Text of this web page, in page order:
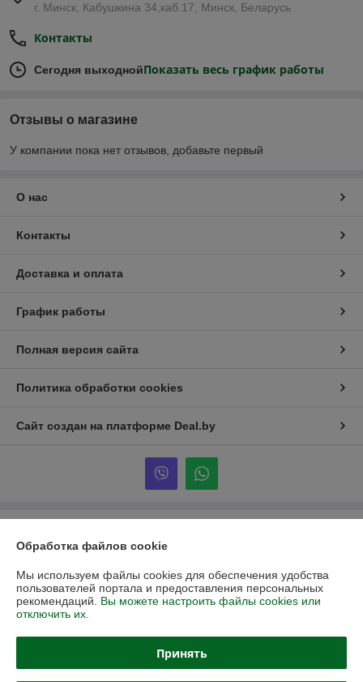
г. Минск, Кабушкина 34,каб.17, Минск, Беларусь
Контакты
Сегодня выходнойПоказать весь график работы
Отзывы о магазине
У компании пока нет отзывов, добавьте первый
О нас
Контакты
Доставка и оплата
График работы
Полная версия сайта
Политика обработки cookies
Сайт создан на платформе Deal.by
220118, г. Минск, ул. Кабушкина, 34, пом. 17
Регистрационный номер ЕГР: 193966842
Регистрационный орган: Минский горисполком
Обработка файлов cookie
Мы используем файлы cookies для обеспечения удобства
пользователей портала и предоставления персональных
рекомендаций. Вы можете настроить файлы cookies или
отключить их.
Принять